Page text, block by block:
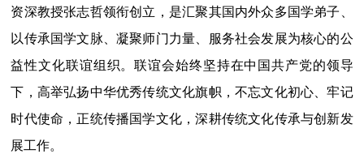
资深教授张志哲领衔创立，是汇聚其国内外众多国学弟子、
以传承国学文脉、凝聚师门力量、服务社会发展为核心的公
益性文化联谊组织。联谊会始终坚持在中国共产党的领导
下，高举弘扬中华优秀传统文化旗帜，不忘文化初心、牢记
时代使命，正统传播国学文化，深耕传统文化传承与创新发
展工作。